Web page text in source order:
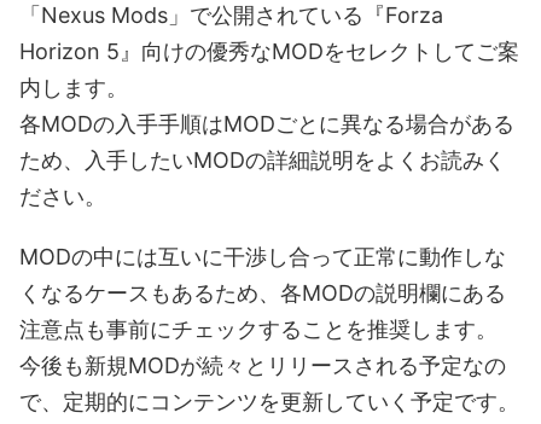
「Nexus Mods」で公開されている『Forza
Horizon 5』向けの優秀なMODをセレクトしてご案
内します。
各MODの入手手順はMODごとに異なる場合がある
ため、入手したいMODの詳細説明をよくお読みく
ださい。
MODの中には互いに干渉し合って正常に動作しな
くなるケースもあるため、各MODの説明欄にある
注意点も事前にチェックすることを推奨します。
今後も新規MODが続々とリリースされる予定なの
で、定期的にコンテンツを更新していく予定です。